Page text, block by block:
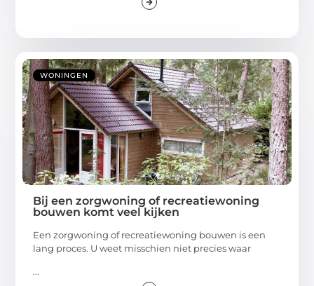
WONINGEN
Bij een zorgwoning of recreatiewoning
bouwen komt veel kijken
Een zorgwoning of recreatiewoning bouwen is een
lang proces. U weet misschien niet precies waar
...